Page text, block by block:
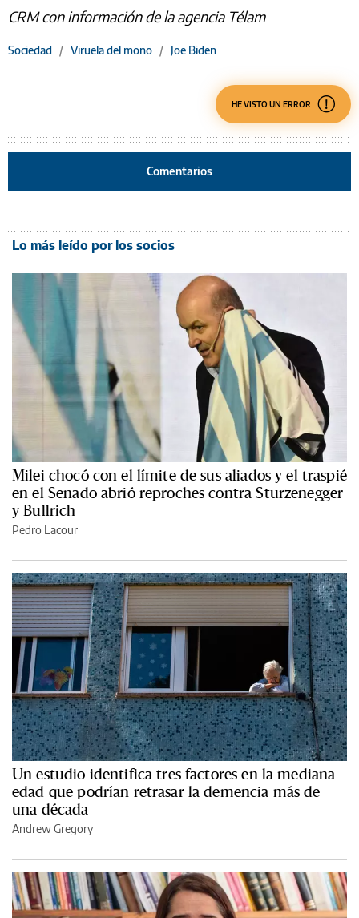
CRM con información de la agencia Télam
Sociedad / Viruela del mono / Joe Biden
HE VISTO UN ERROR
Comentarios
Lo más leído por los socios
Milei chocó con el límite de sus aliados y el traspié
en el Senado abrió reproches contra Sturzenegger
y Bullrich
Pedro Lacour
Un estudio identifica tres factores en la mediana
edad que podrían retrasar la demencia más de
una década
Andrew Gregory